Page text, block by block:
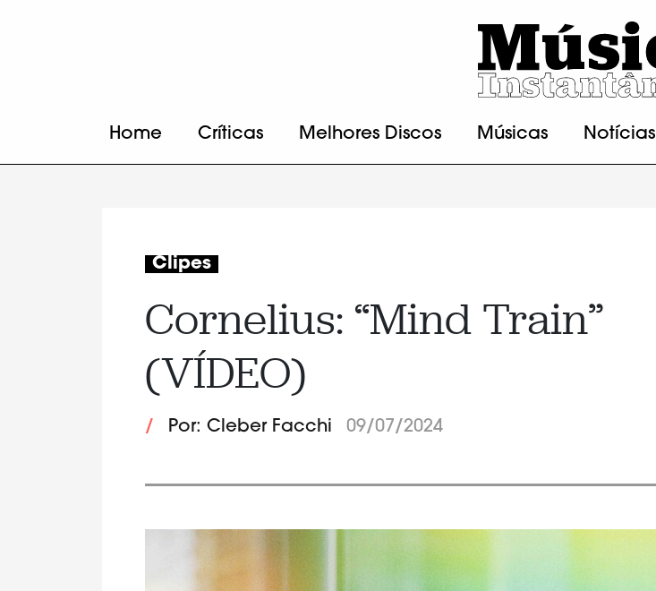
Home Críticas Melhores Discos Músicas Notícias
Clipes
Cornelius: “Mind Train”
(VÍDEO)
/ Por: Cleber Facchi 09/07/2024